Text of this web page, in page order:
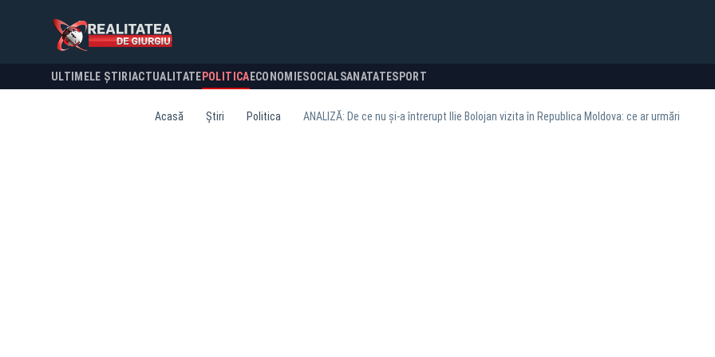
ULTIMELE ȘTIRI ACTUALITATE POLITICA ECONOMIESOCIALSANATATESPORT
Acasă Știri Politica ANALIZĂ: De ce nu și-a întrerupt Ilie Bolojan vizita în Republica Moldova: ce ar urmări